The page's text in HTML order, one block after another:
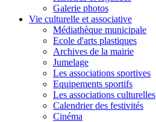
Galerie photos
Vie culturelle et associative
Médiathèque municipale
Ecole d'arts plastiques
Archives de la mairie
Jumelage
Les associations sportives
Equipements sportifs
Les associations culturelles
Calendrier des festivités
Cinéma